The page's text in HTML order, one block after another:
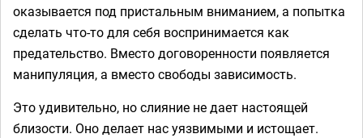
оказывается под пристальным вниманием, а попытка
сделать что-то для себя воспринимается как
предательство. Вместо договоренности появляется
манипуляция, а вместо свободы зависимость.
Это удивительно, но слияние не дает настоящей
близости. Оно делает нас уязвимыми и истощает.